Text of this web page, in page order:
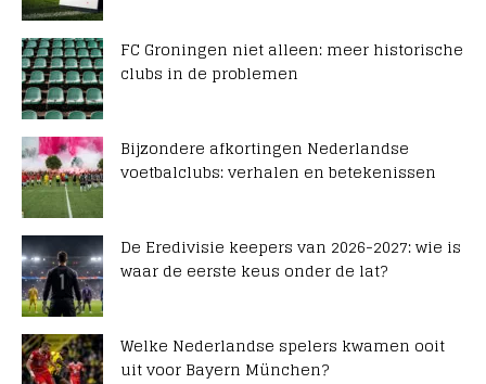
FC Groningen niet alleen: meer historische
clubs in de problemen
Bijzondere afkortingen Nederlandse
voetbalclubs: verhalen en betekenissen
De Eredivisie keepers van 2026-2027: wie is
waar de eerste keus onder de lat?
Welke Nederlandse spelers kwamen ooit
uit voor Bayern München?